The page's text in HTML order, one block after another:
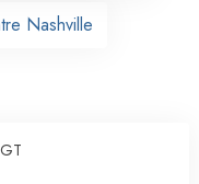
Nashville